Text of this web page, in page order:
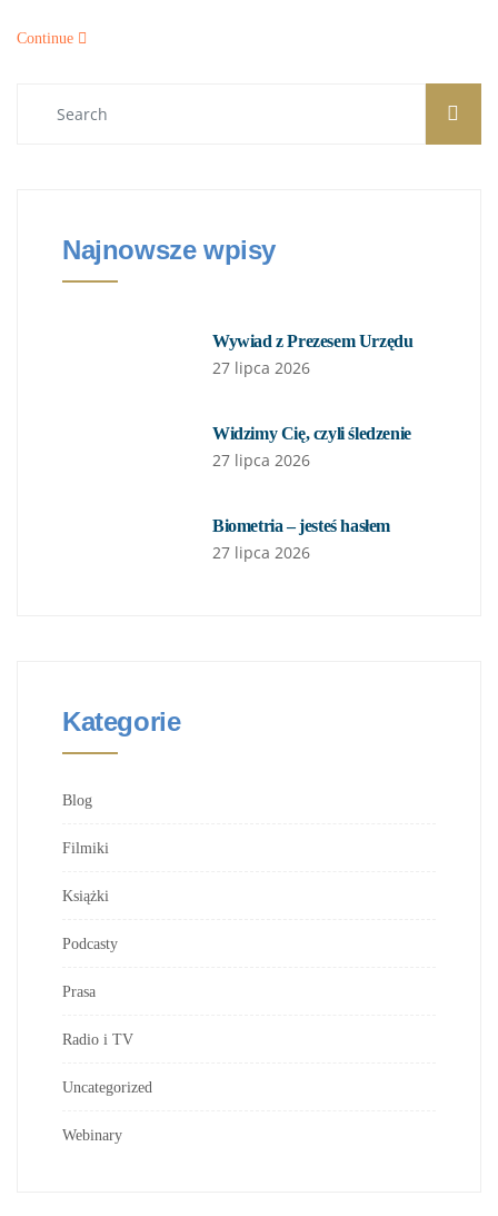
Continue
Najnowsze wpisy
Wywiad z Prezesem Urzędu
27 lipca 2026
Widzimy Cię, czyli śledzenie
27 lipca 2026
Biometria – jesteś hasłem
27 lipca 2026
Kategorie
Blog
Filmiki
Książki
Podcasty
Prasa
Radio i TV
Uncategorized
Webinary